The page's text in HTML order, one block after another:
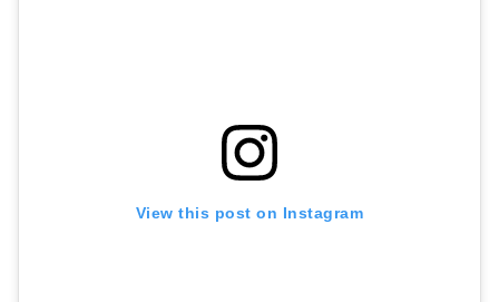
View this post on Instagram